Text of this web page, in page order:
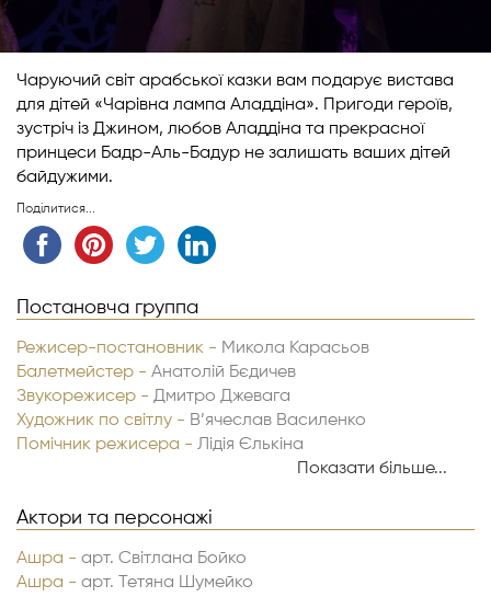
Чаруючий світ арабської казки вам подарує вистава
для дітей «Чарівна лампа Аладдіна». Пригоди героїв,
зустріч із Джином, любов Аладдіна та прекрасної
принцеси Бадр-Аль-Бадур не залишать ваших дітей
байдужими.
Поділитися...
Постановча группа
Режисер-постановник - Микола Карасьов
Балетмейстер - Анатолій Бєдичев
Звукорежисер - Дмитро Джевага
Художник по світлу - В’ячеслав Василенко
Помічник режисера - Лідія Єлькіна
Показати більше...
Актори та персонажі
Ашра - арт. Світлана Бойко
Ашра - арт. Тетяна Шумейко